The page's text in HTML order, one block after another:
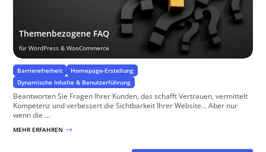
Themenbezogene FAQ
für WordPress & WooCommerce
Barrierefreiheit
Homepage-Erstellung
Dynamische Inhalte & Benutzerführung
Beantworten Sie Fragen Ihrer Kunden, das schafft Vertrauen, vermittelt
Kompetenz und verbessert die Sichtbarkeit Ihrer Website… Aber nur
wenn die ...
MEHR ERFAHREN $